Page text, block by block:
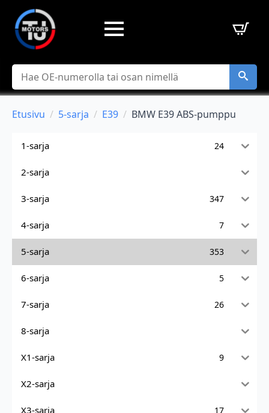
Hae
Etusivu 5-sarja E39 BMW E39 ABS-pumppu
1-sarja 24
2-sarja
3-sarja 347
4-sarja 7
5-sarja 353
6-sarja 5
7-sarja 26
8-sarja
X1-sarja 9
X2-sarja
X3-sarja 17